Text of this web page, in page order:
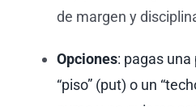
de margen y
Opciones: pagas
“piso” (put) o un